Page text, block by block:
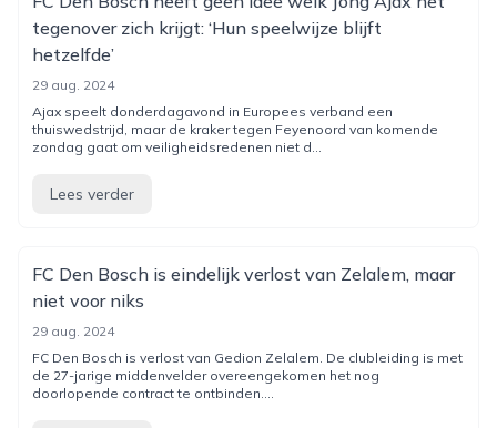
tegenover zich krijgt: ‘Hun speelwijze blijft
hetzelfde’
29 aug. 2024
Ajax speelt donderdagavond in Europees verband een
thuiswedstrijd, maar de kraker tegen Feyenoord van komende
zondag gaat om veiligheidsredenen niet d...
Lees verder
FC Den Bosch is eindelijk verlost van Zelalem, maar
niet voor niks
29 aug. 2024
FC Den Bosch is verlost van Gedion Zelalem. De clubleiding is met
de 27-jarige middenvelder overeengekomen het nog
doorlopende contract te ontbinden....